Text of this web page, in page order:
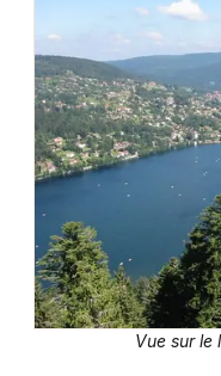
Artistes en tournée
Actus à
Magazine à
Vue sur le